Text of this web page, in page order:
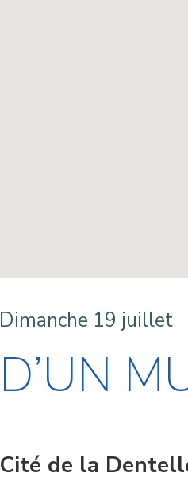
Dimanche 19 juillet
D’UN
Cité de la